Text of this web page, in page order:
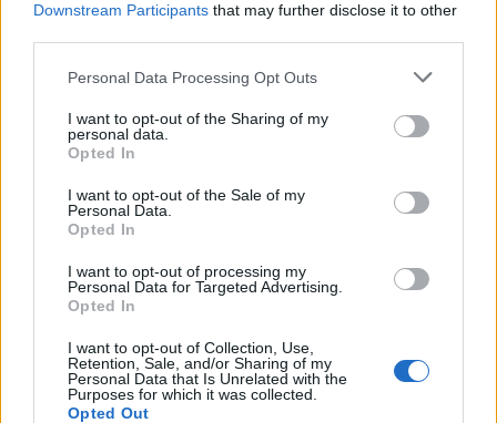
Downstream Participants that may further disclose it to other
Personal Data Processing Opt Outs
I want to opt-out of the Sharing of my
personal data.
Opted In
I want to opt-out of the Sale of my
Personal Data.
Opted In
I want to opt-out of processing my
Personal Data for Targeted Advertising.
Opted In
I want to opt-out of Collection, Use,
Retention, Sale, and/or Sharing of my
Personal Data that Is Unrelated with the
Purposes for which it was collected.
Opted Out